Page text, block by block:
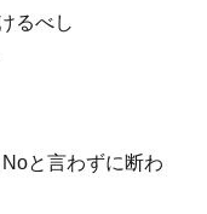
るべし
と言わずに断わ